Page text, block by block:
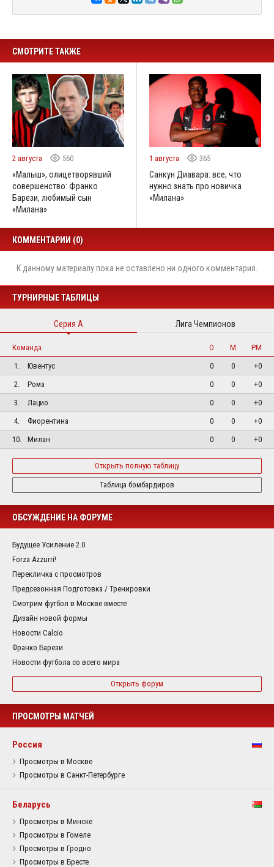
СМОТРИТЕ ТАКЖЕ
2 августа 560
«Малыш», олицетворявший
совершенство: Франко
Барези, любимый сын
«Милана»
1 августа 365
Санкун Диавара: все, что
нужно знать про новичка
«Милана»
КОММЕНТАРИИ (0)
К данному материалу пока не оставлено ни одного комментария.
ТУРНИРНЫЕ ТАБЛИЦЫ
Серия А Лига Чемпионов
Команда О М
РМ
1.
Ювентус 0 0
+0
2.
Рома 0 0
+0
3.
Лацио 0 0
+0
4.
Фиорентина 0 0
+0
10.
Милан 0 0 +0
Открыть полную таблицу
Таблица бомбардиров
ОБСУЖДЕНИЕ НА ФОРУМЕ
Будущее Усиление 2.0
Forza Azzurri!
Перекличка с просмотров
Предсезонная Подготовка / Тренировки
Смотрим футбол в Москве вместе
Дизайн новой формы
Новости Calcio
Франко Барези
Новости футбола со всего мира
Открыть форум
ПРОСМОТРЫ МАТЧЕЙ
Россия
Просмотры в Москве
Просмотры в Санкт-Петербурге
Беларусь
Просмотры в Минске
Просмотры в Гомеле
Просмотры в Гродно
Просмотры в Бресте